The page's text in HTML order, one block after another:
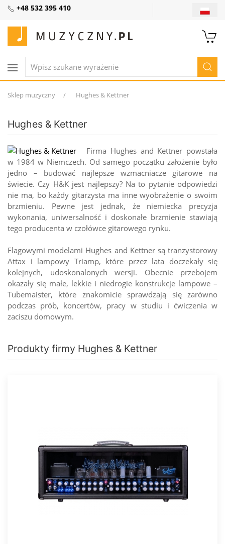
+48 532 395 410
Sklep muzyczny Hughes & Kettner
Hughes & Kettner
Firma Hughes and Kettner powstała
w 1984 w Niemczech. Od samego początku założenie było
jedno – budować najlepsze wzmacniacze gitarowe na
świecie. Czy H&K jest najlepszy? Na to pytanie odpowiedzi
nie ma, bo każdy gitarzysta ma inne wyobrażenie o swoim
brzmieniu. Pewne jest jednak, że niemiecka precyzja
wykonania, uniwersalność i doskonałe brzmienie stawiają
tego producenta w czołówce gitarowego rynku.
Flagowymi modelami Hughes and Kettner są tranzystorowy
Attax i lampowy Triamp, które przez lata doczekały się
kolejnych, udoskonalonych wersji. Obecnie przebojem
okazały się małe, lekkie i niedrogie konstrukcje lampowe –
Tubemaister, które znakomicie sprawdzają się zarówno
podczas prób, koncertów, pracy w studiu i ćwiczenia w
zaciszu domowym.
Produkty firmy Hughes & Kettner